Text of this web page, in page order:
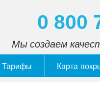
0 800
Мы создаем
Тарифы Карта